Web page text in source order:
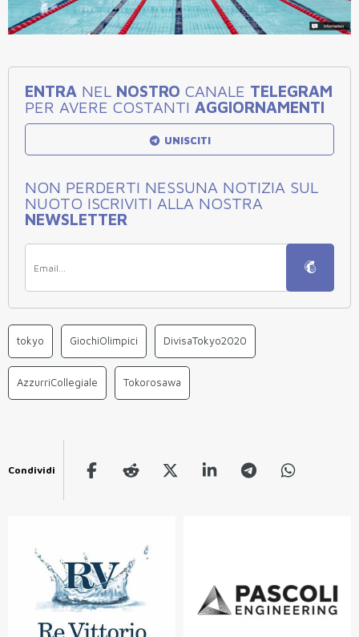
ENTRA NEL NOSTRO CANALE TELEGRAM
PER AVERE COSTANTI AGGIORNAMENTI
UNISCITI
NON PERDERTI NESSUNA NOTIZIA SUL
NUOTO ISCRIVITI ALLA NOSTRA
NEWSLETTER
tokyo GiochiOlimpici DivisaTokyo2020
AzzurriCollegiale Tokorosawa
Condividi